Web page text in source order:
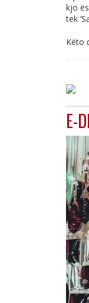
kjo
tek
Këto
E-